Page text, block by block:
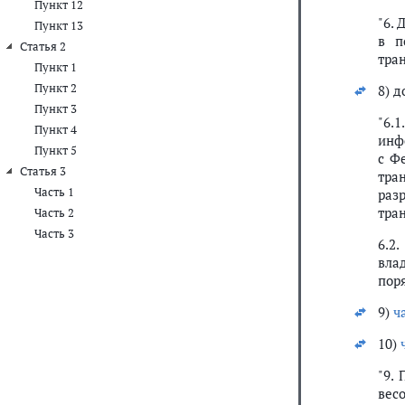
Пункт 12
Пункт 13
Статья 2
Пункт 1
Пункт 2
Пункт 3
Пункт 4
Пункт 5
Статья 3
Часть 1
Часть 2
Часть 3
"6.
в
8)
с
9)
10)
"9.